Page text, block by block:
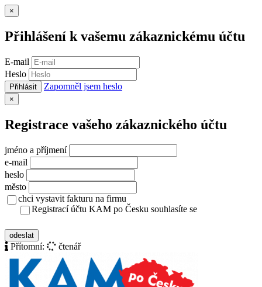
×
Přihlášení k vašemu zákaznickému účtu
E-mail
Heslo
Přihlásit Zapomněl jsem heslo
×
Registrace vašeho zákaznického účtu
jméno a příjmení
e-mail
heslo
město
chci vystavit fakturu na firmu
Registrací účtu KAM po Česku souhlasíte se
odeslat
Přítomní: čtenář